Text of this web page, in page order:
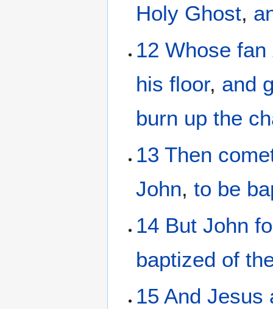
Holy Ghost,
12 Whose fan
his floor, and
burn up the
13 Then
John,to be
14 But John
baptized of
15 And Jesus